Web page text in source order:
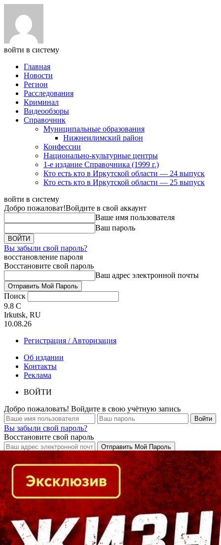
войти в систему
Главная
Новости
Регион
Расследования
Криминал
Видеообзоры
Справочник
Муниципальные образования
Нижнеилимский район
Конфессии
Национально-культурные центры
1-е издание Справочника (1999 г.)
Кто есть кто в Иркутской области — 24 выпуск
Кто есть кто в Иркутской области — 25 выпуск
войти в систему
Добро пожаловат!Войдите в свой аккаунт
Ваше имя пользователя
Ваш пароль
Вы забыли свой пароль?
восстановление пароля
Восстановите свой пароль
Ваш адрес электронной почты
Поиск
9.8 C
Irkutsk, RU
10.08.26
Регистрация / Авторизация
Об издании
Контакты
Реклама
ВОЙТИ
Добро пожаловать! Войдите в свою учётную запись
Вы забыли свой пароль?
Восстановите свой пароль
Кто есть кто в Байкальском регионе